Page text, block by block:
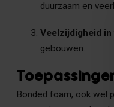
duurzaam en
Veelzijdigheid
gebouwen.
Bonded foam, ook wel